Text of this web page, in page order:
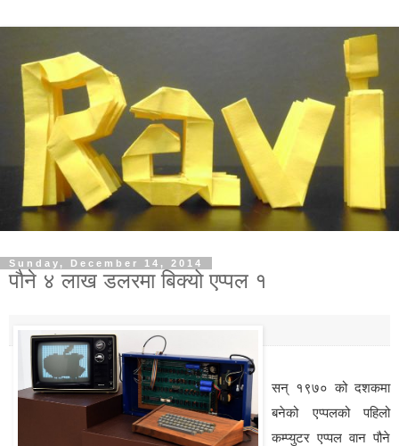
Sunday, December 14, 2014
पौने ४ लाख डलरमा बिक्यो एप्पल १
सन् १९७० को दशकमा
बनेको एप्पलको पहिलो
कम्प्युटर एप्पल वान पौने